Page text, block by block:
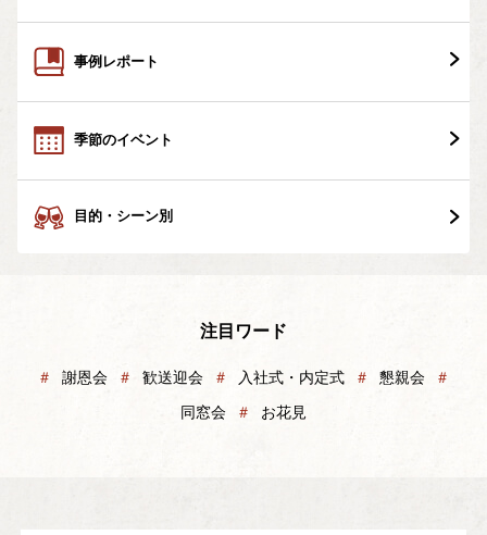
事例レポート
季節のイベント
目的・シーン別
注目ワード
＃ 謝恩会 ＃ 歓送迎会 ＃ 入社式・内定式 ＃ 懇親会 ＃
同窓会 ＃ お花見